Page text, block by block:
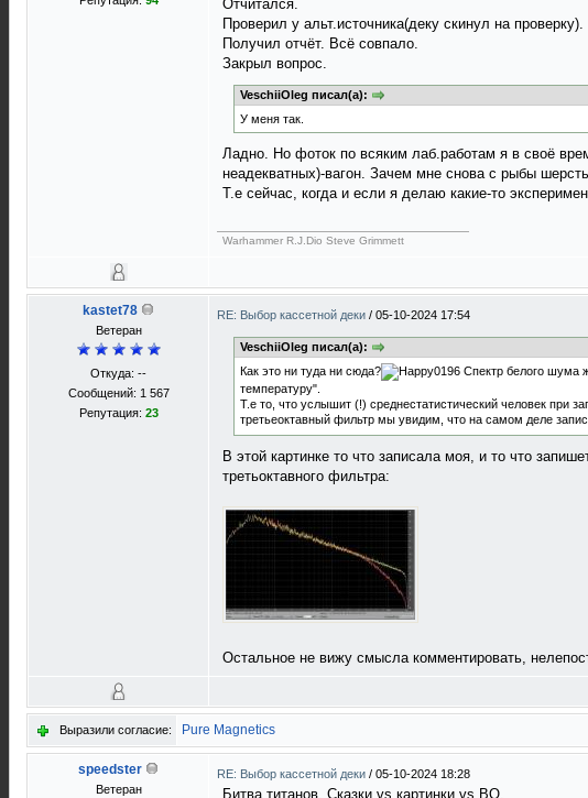
Отчитался.
Проверил у альт.источника(деку скинул на проверку).
Получил отчёт. Всё совпало.
Закрыл вопрос.
VeschiiOleg писал(а):
У меня так.
Ладно. Но фоток по всяким лаб.работам я в своё
неадекватных)-вагон. Зачем мне снова с рыбы
Т.е сейчас, когда и если я делаю какие-то
Warhammer R.J.Dio Steve Grimmett
kastet78
Ветеран
Откуда: --
Сообщений: 1 567
Репутация: 23
RE: Выбор кассетной деки / 05-10-2024 17:54
VeschiiOleg писал(а):
Как это ни туда ни сюда?
Спектр белого шума
температуру".
Т.е то, что услышит (!) среднестатистический человек при
третьеоктавный фильтр мы увидим, что на самом деле
В этой картинке то что записала моя, и то что
третьоктавного фильтра:
Остальное не вижу смысла комментировать,
Выразили согласие: Pure Magnetics
speedster
Ветеран
RE: Выбор кассетной деки / 05-10-2024 18:28
Битва титанов. Сказки vs картинки vs ВО.